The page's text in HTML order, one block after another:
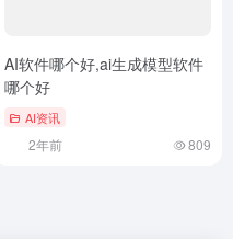
AI软件哪个好,ai生成模型软件
哪个好
AI资讯
2年前 809